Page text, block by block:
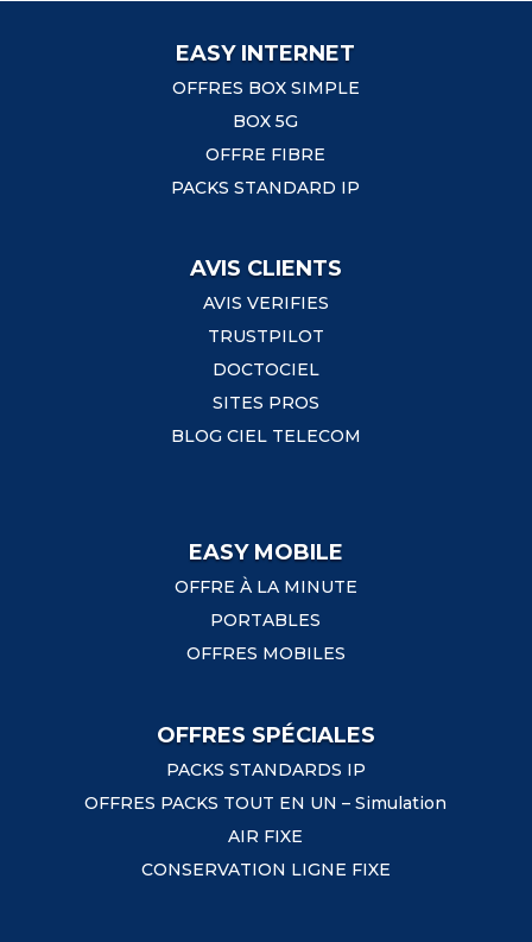
EASY INTERNET
OFFRES BOX SIMPLE
BOX 5G
OFFRE FIBRE
PACKS STANDARD IP
AVIS CLIENTS
AVIS VERIFIES
TRUSTPILOT
DOCTOCIEL
SITES PROS
BLOG CIEL TELECOM
EASY MOBILE
OFFRE À LA MINUTE
PORTABLES
OFFRES MOBILES
OFFRES SPÉCIALES
PACKS STANDARDS IP
OFFRES PACKS TOUT EN UN – Simulation
AIR FIXE
CONSERVATION LIGNE FIXE